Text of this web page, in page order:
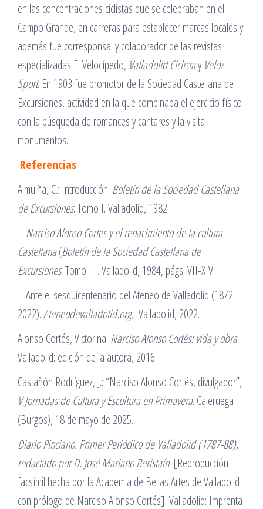
en las concentraciones ciclistas que se celebraban en el
Campo Grande, en carreras para establecer marcas locales y
además fue corresponsal y colaborador de las revistas
especializadas El Velocípedo, Valladolid Ciclistay Veloz
Sport. En 1903 fue promotor de la Sociedad Castellana de
Excursiones, actividad en la que combinaba el ejercicio físico
con la búsqueda de romances y cantares y la visita
monumentos.
Referencias
Almuiña, C.: Introducción. Boletín de la Sociedad Castellana
de Excursiones. Tomo I. Valladolid, 1982.
–Narciso Alonso Cortes y el renacimiento de la cultura
Castellana(Boletín de la Sociedad Castellana de
Excursiones. Tomo III. Valladolid, 1984, págs. VII-XIV.
– Ante el sesquicentenario del Ateneo de Valladolid (1872-
2022).Ateneodevalladolid.org, Valladolid, 2022.
Alonso Cortés, Victorina: Narciso Alonso Cortés: vida y obra.
Valladolid: edición de la autora, 2016.
Castañón Rodríguez, J.: “Narciso Alonso Cortés, divulgador”,
V Jornadas de Cultura y Escultura en Primavera. Caleruega
(Burgos), 18 de mayo de 2025.
Diario Pinciano. Primer Periódico de Valladolid (1787-88),
redactado por D. José Mariano Beristaín. [Reproducción
facsímil hecha por la Academia de Bellas Artes de Valladolid
con prólogo de Narciso Alonso Cortés]. Valladolid: Imprenta